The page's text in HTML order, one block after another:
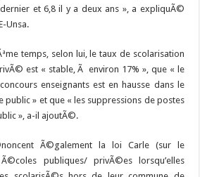
et 6,8 il y a deux ans », a expliquÃ©
Unsa.
temps, selon lui, le taux de scolarisation
est « stable, Ã environ 17% », que « le
enseignants est en hausse dans le
public » et que « les suppressions de postes
», a-il ajoutÃ©.
Ã©galement la loi Carle (sur le
publiques/ privÃ©es lorsqu’elles